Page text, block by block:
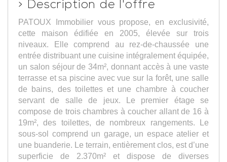
> Description de l'offre
PATOUX Immobilier vous propose, en exclusivité,
cette maison édifiée en 2005, élevée sur trois
niveaux. Elle comprend au rez-de-chaussée une
entrée distribuant une cuisine intégralement équipée,
un salon séjour de 34m², donnant accès à une vaste
terrasse et sa piscine avec vue sur la forêt, une salle
de bains, des toilettes et une chambre à coucher
servant de salle de jeux. Le premier étage se
compose de trois chambres à coucher allant de 16 à
19m², des toilettes, de nombreux rangements. Le
sous-sol comprend un garage, un espace atelier et
une buanderie. Le terrain, entièrement clos, est d’une
superficie de 2.370m² et dispose de diverses